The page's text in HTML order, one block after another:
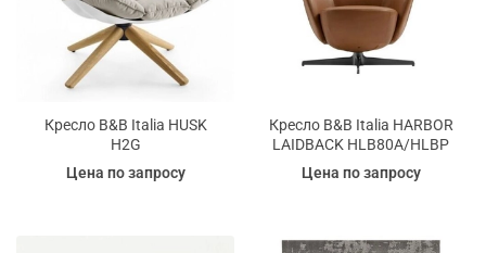
Кресло B&B Italia HUSK
H2G
Цена по запросу
Кресло B&B Italia HARBOR
LAIDBACK HLB80A/HLBP
Цена по запросу